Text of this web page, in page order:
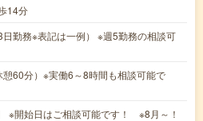
14分
勤務※表記は一例） ※週5勤務の相談可
60分）※実働6～8時間も相談可能で
※開始日はご相談可能です！ ※8月～！